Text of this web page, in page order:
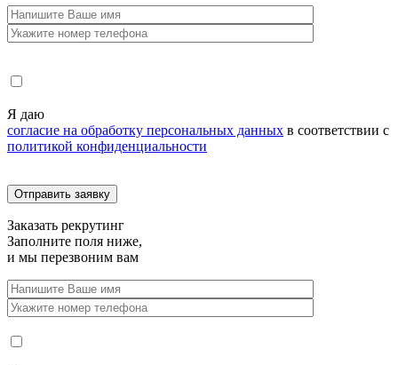
Я даю
согласие на обработку персональных данных в соответствии с
политикой конфиденциальности
Заказать рекрутинг
Заполните поля ниже,
и мы перезвоним вам